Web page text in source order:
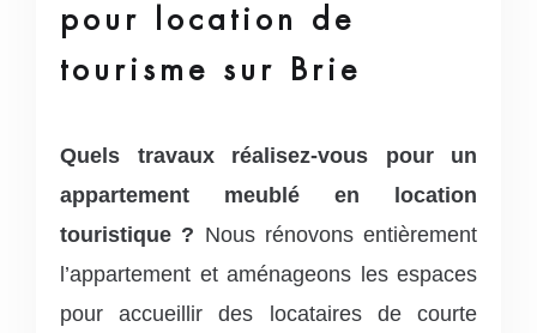
pour location de
tourisme sur Brie
Quels travaux réalisez-vous pour un
appartement meublé en location
touristique ? Nous rénovons entièrement
l’appartement et aménageons les espaces
pour accueillir des locataires de courte